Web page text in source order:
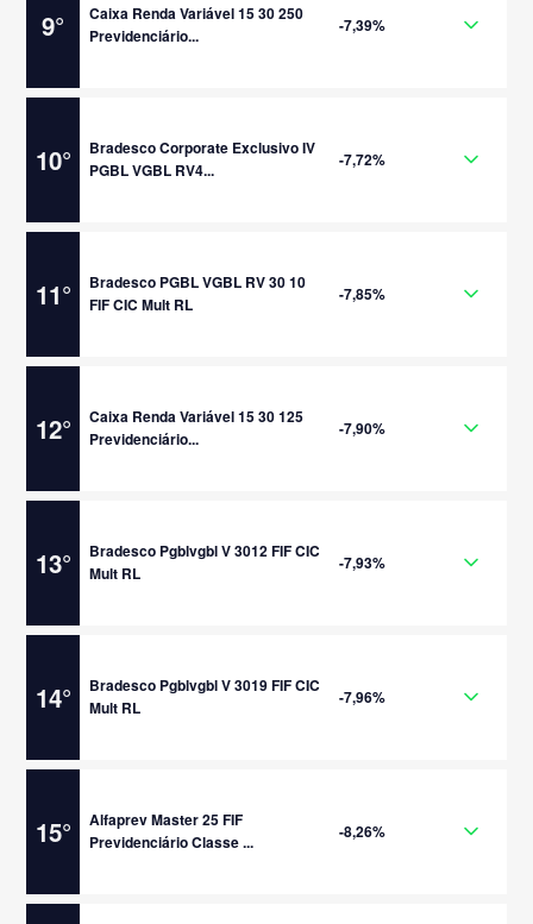
9°
Caixa Renda Variável 15 30 250
Previdenciário...
-7,39%
10°
Bradesco Corporate Exclusivo IV
PGBL VGBL RV4...
-7,72%
11°
Bradesco PGBL VGBL RV 30 10
FIF CIC Mult RL
-7,85%
12°
Caixa Renda Variável 15 30 125
Previdenciário...
-7,90%
13°
Bradesco Pgblvgbl V 3012 FIF CIC
Mult RL
-7,93%
14°
Bradesco Pgblvgbl V 3019 FIF CIC
Mult RL
-7,96%
15°
Alfaprev Master 25 FIF
Previdenciário Classe ...
-8,26%